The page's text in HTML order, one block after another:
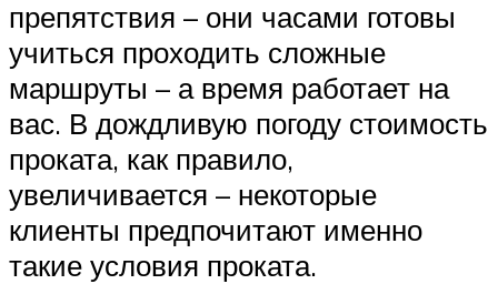
препятствия – они часами готовы
учиться проходить сложные
маршруты – а время работает на
вас. В дождливую погоду стоимость
проката, как правило,
увеличивается – некоторые
клиенты предпочитают именно
такие условия проката.